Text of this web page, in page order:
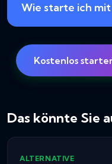
Wie starte ich mit
Kostenlos
Das könnte Sie
ALTERNATIVE